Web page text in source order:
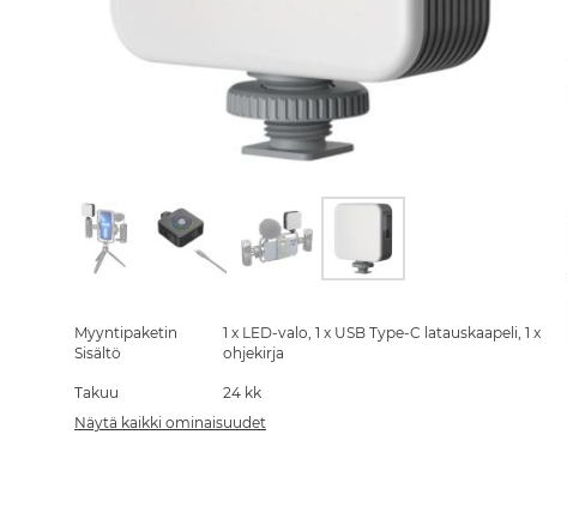
the
beginning
the
images
gallery
Myyntipaketin
Sisältö
1 x LED-valo, 1 x USB Type-C latauskaapeli, 1 x
ohjekirja
Takuu
24 kk
Näytä kaikki ominaisuudet